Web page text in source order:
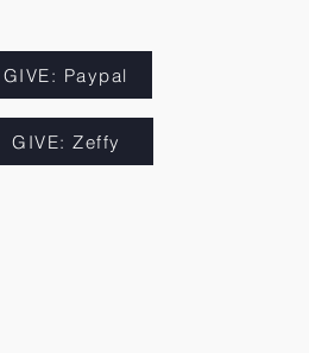
GIVE: Paypal
GIVE: Zeffy